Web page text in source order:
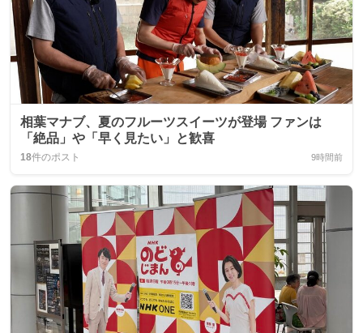
相葉マナブ、夏のフルーツスイーツが登場 ファンは
「絶品」や「早く見たい」と歓喜
18件のポスト 9時間前